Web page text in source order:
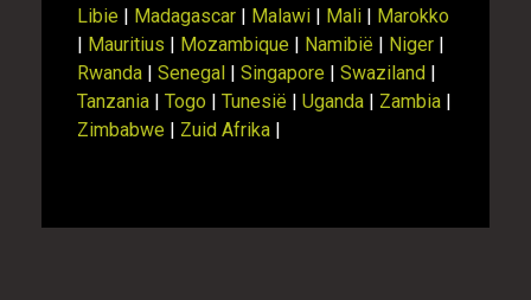
Libie | Madagascar | Malawi | Mali | Marokko
| Mauritius | Mozambique | Namibië | Niger |
Rwanda | Senegal | Singapore | Swaziland |
Tanzania | Togo | Tunesië | Uganda | Zambia |
Zimbabwe | Zuid Afrika |